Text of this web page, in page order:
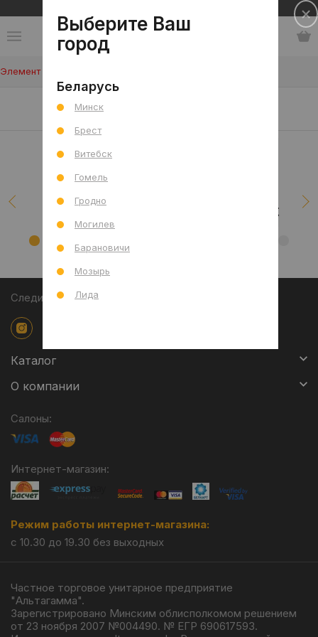
Элемент не найден!
Наши клиенты/проекты
Следите за акциями
Каталог
О компании
Салоны:
Интернет-магазин:
Режим работы интернет-магазина:
с 10.30 до 19.30 без выходных
Частное торговое унитарное предприятие
"Альтагамма".
Зарегистрировано Минским облисполкомом решением
от 23 ноября 2007 №004490. № ЕГР 690617593.
Выберите Ваш
город
Беларусь
Минск
Брест
Витебск
Гомель
Гродно
Могилев
Барановичи
Мозырь
Лида